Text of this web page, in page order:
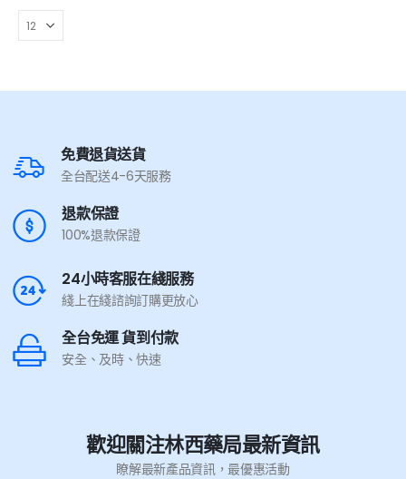
免費退貨送貨
全台配送4-6天服務
退款保證
100%退款保證
24小時客服在綫服務
綫上在綫諮詢訂購更放心
全台免運 貨到付款
安全、及時、快速
歡迎關注林西藥局最新資訊
瞭解最新產品資訊，最優惠活動